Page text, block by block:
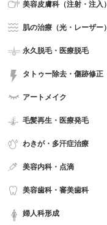
美容皮膚科（注射・注入）
肌の治療（光・レーザー）
永久脱毛・医療脱毛
タトゥー除去・傷跡修正
アートメイク
毛髪再生・医療発毛
わきが・多汗症治療
美容内科・点滴
美容歯科・審美歯科
婦人科形成